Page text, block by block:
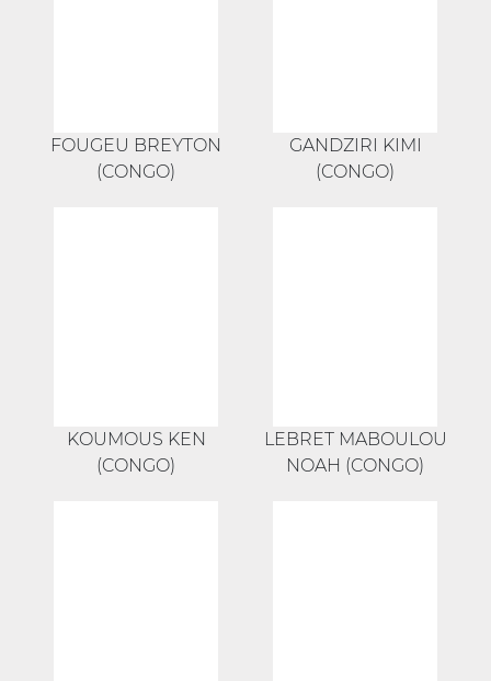
FOUGEU BREYTON
(CONGO)
GANDZIRI KIMI
(CONGO)
KOUMOUS KEN
(CONGO)
LEBRET MABOULOU
NOAH (CONGO)